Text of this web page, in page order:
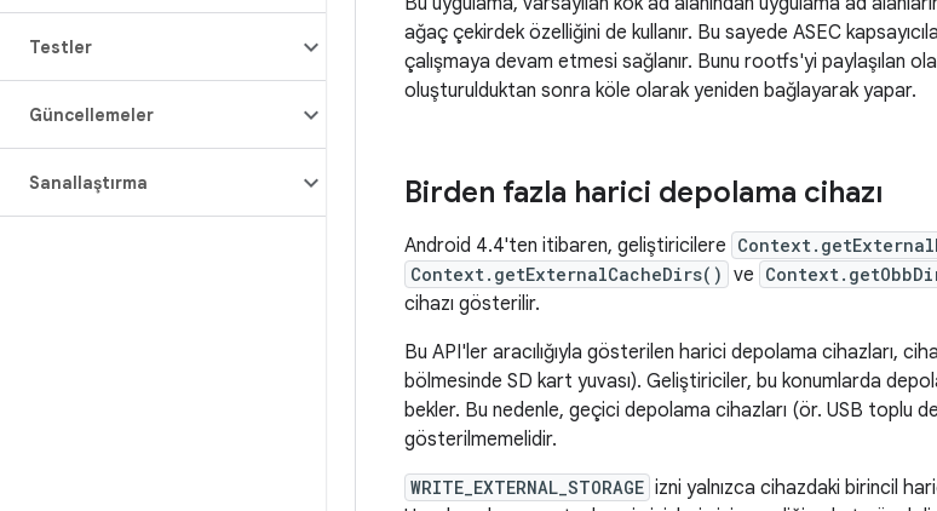
Testler
Güncellemeler
Sanallaştırma
ağaç çekirdek özelliğini de kullanır. Bu sayede ASEC
çalışmaya devam etmesi sağlanır. Bunu rootfs'yi paylaşılan
oluşturulduktan sonra köle olarak yeniden bağlayarak yapar.
Birden fazla harici depolama cihazı
Android 4.4'ten itibaren, geliştiricilere
Context.getExternalCacheDirs() ve
cihazı gösterilir.
Bu API'ler aracılığıyla gösterilen harici depolama cihazları,
bölmesinde SD kart yuvası). Geliştiriciler, bu konumlarda
bekler. Bu nedenle, geçici depolama cihazları (ör. USB toplu
gösterilmemelidir.
WRITE_EXTERNAL_STORAGE izni yalnızca cihazdaki birincil